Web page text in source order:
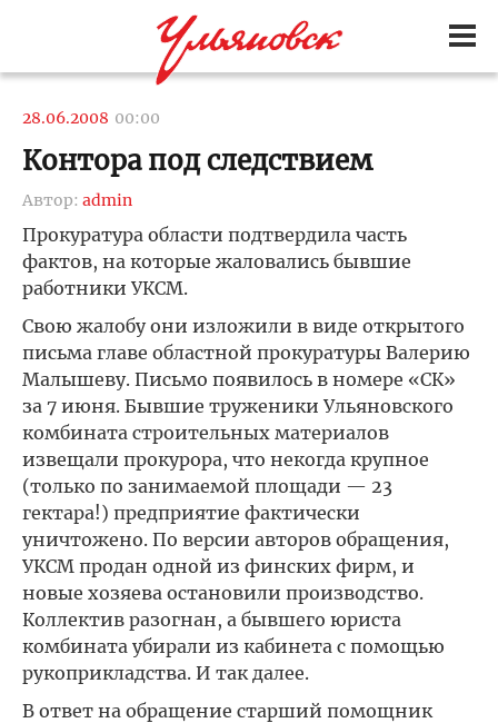
28.06.2008 00:00
Контора под следствием
Автор: admin
Прокуратура области подтвердила часть
фактов, на которые жаловались бывшие
работники УКСМ.
Свою жалобу они изложили в виде открытого
письма главе областной прокуратуры Валерию
Малышеву. Письмо появилось в номере «СК»
за 7 июня. Бывшие труженики Ульяновского
комбината строительных материалов
извещали прокурора, что некогда крупное
(только по занимаемой площади — 23
гектара!) предприятие фактически
уничтожено. По версии авторов обращения,
УКСМ продан одной из финских фирм, и
новые хозяева остановили производство.
Коллектив разогнан, а бывшего юриста
комбината убирали из кабинета с помощью
рукоприкладства. И так далее.
В ответ на обращение старший помощник